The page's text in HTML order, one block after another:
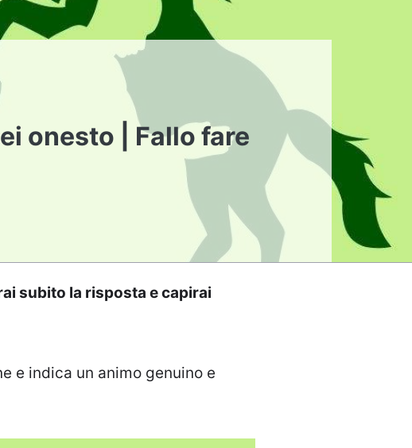
onesto | Fallo fare
subito la risposta e capirai
e indica un animo genuino e